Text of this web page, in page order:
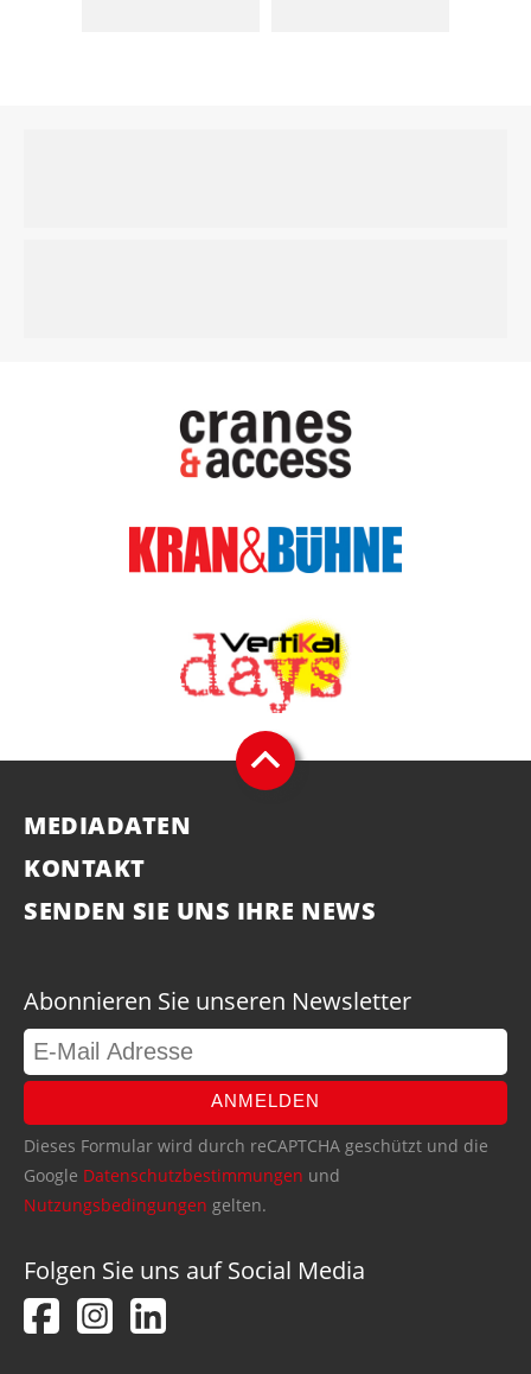
MEDIADATEN
KONTAKT
SENDEN SIE UNS IHRE NEWS
Abonnieren Sie unseren Newsletter
ANMELDEN
Dieses Formular wird durch reCAPTCHA geschützt und die
Google Datenschutzbestimmungen und
Nutzungsbedingungen gelten.
Folgen Sie uns auf Social Media